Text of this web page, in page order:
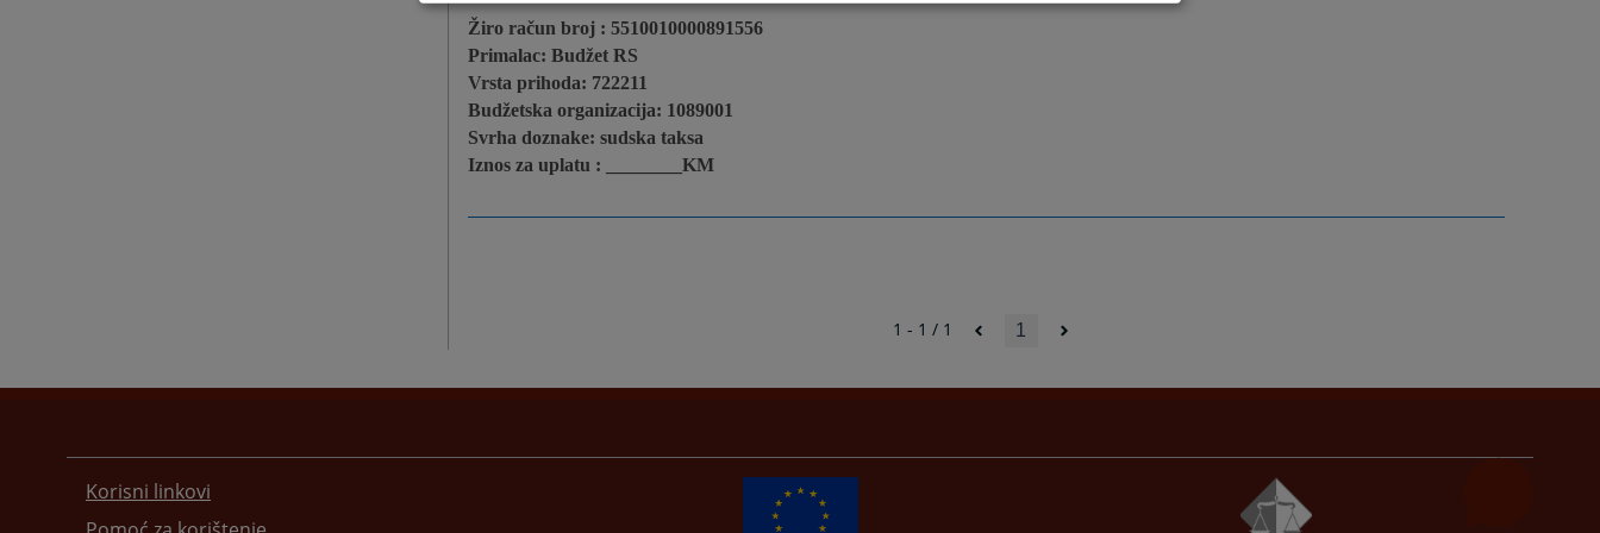
Žiro račun broj : 5510010000891556
Primalac: Budžet RS
Vrsta prihoda: 722211
Budžetska organizacija: 1089001
Svrha doznake: sudska taksa
Iznos za uplatu : ________KM
1 - 1 / 1 1
Korisni linkovi